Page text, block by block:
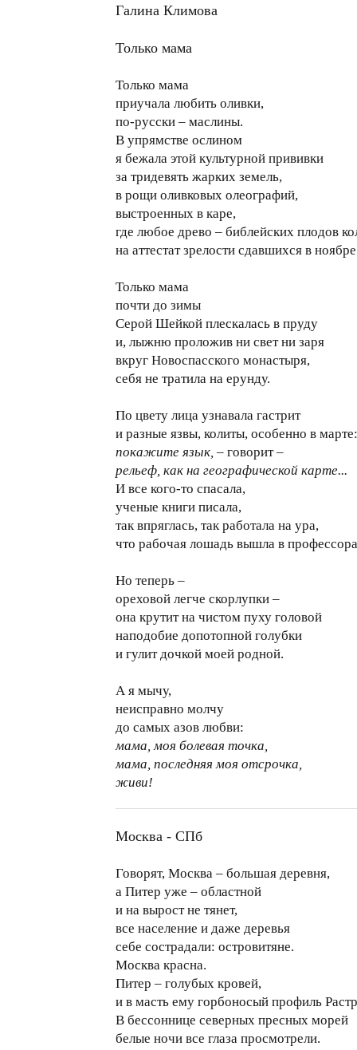
Галина Климова
Только мама
Только мама
приучала любить оливки,
по-русски – маслины.
В упрямстве ослином
я бежала этой культурной прививки
за тридевять жарких земель,
в рощи оливковых олеографий,
выстроенных в каре,
где любое древо – библейских плодов
на аттестат зрелости сдавшихся в
Только мама
почти до зимы
Серой Шейкой плескалась в пруду
и, лыжню проложив ни свет ни заря
вкруг Новоспасского монастыря,
себя не тратила на ерунду.
По цвету лица узнавала гастрит
и разные язвы, колиты, особенно в марте:
покажите язык, – говорит –
рельеф, как на географической карте...
И все кого-то спасала,
ученые книги писала,
так впряглась, так работала на ура,
что рабочая лошадь вышла в
Но теперь –
ореховой легче скорлупки –
она крутит на чистом пуху головой
наподобие допотопной голубки
и гулит дочкой моей родной.
А я мычу,
неисправно молчу
до самых азов любви:
мама, моя болевая точка,
мама, последняя моя отсрочка,
живи!
Москва - СПб
Говорят, Москва – большая деревня,
а Питер уже – областной
и на вырост не тянет,
все население и даже деревья
себе сострадали: островитяне.
Москва красна.
Питер – голубых кровей,
и в масть ему горбоносый профиль
В бессоннице северных пресных морей
белые ночи все глаза просмотрели.